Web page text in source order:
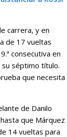
carrera, y en
de 17 vueltas
consecutiva en
séptimo título.
que necesita
de Danilo
que Márquez
14 vueltas para